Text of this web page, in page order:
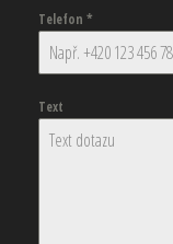
Telefon *
Text